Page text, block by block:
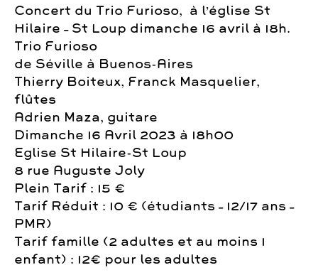
Concert du Trio Furioso, à l’église St
Hilaire – St Loup dimanche 16 avril à 18h.
Trio Furioso
de Séville à Buenos-Aires
Thierry Boiteux, Franck Masquelier,
flûtes
Adrien Maza, guitare
Dimanche 16 Avril 2023 à 18h00
Eglise St Hilaire-St Loup
8 rue Auguste Joly
Plein Tarif : 15 €
Tarif Réduit : 10 € (étudiants – 12/17 ans –
PMR)
Tarif famille (2 adultes et au moins 1
enfant) : 12€ pour les adultes